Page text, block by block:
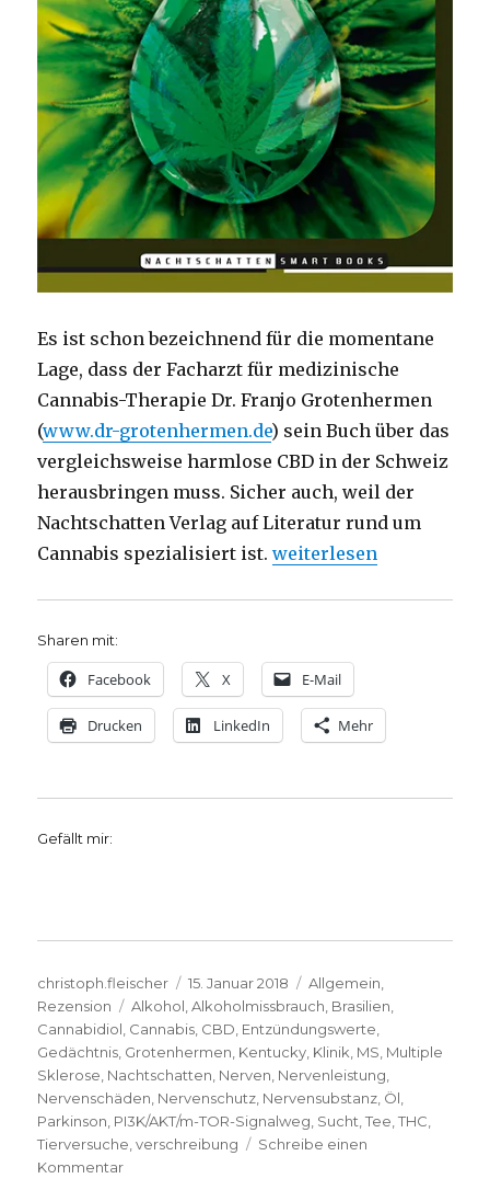
Es ist schon bezeichnend für die momentane
Lage, dass der Facharzt für medizinische
Cannabis-Therapie Dr. Franjo Grotenhermen
(www.dr-grotenhermen.de) sein Buch über das
vergleichsweise harmlose CBD in der Schweiz
herausbringen muss. Sicher auch, weil der
Nachtschatten Verlag auf Literatur rund um
Cannabis spezialisiert ist.„Cannabis light?
weiterlesen
Sharen mit:
Facebook X E-Mail
Drucken LinkedIn Mehr
Gefällt mir:
Autor
christoph.fleischer
Veröffentlicht
am
15. Januar 2018 Kategorien
Allgemein
Rezension
Schlagwörter
Alkohol ,Alkoholmissbrauch Brasilien
Cannabidiol Cannabis CBD Entzündungswerte
Gedächtnis Grotenhermen Kentucky Klinik MS Multiple
Sklerose Nachtschatten Nerven Nervenleistung
Nervenschäden Nervenschutz Nervensubstanz Öl
Parkinson PI3K/AKT/m-TOR-Signalweg Sucht ,Tee ,THC
Tierversuche ,verschreibung
Schreibe einen
Kommentarzu